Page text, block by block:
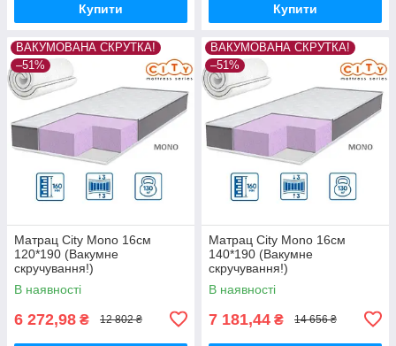
Купити Купити
ВАКУМОВАНА СКРУТКА!
–51%
Матрац City Mono 16см
120*190 (Вакумне
скручування!)
В наявності
6 272,98 ₴ 12 802 ₴
ВАКУМОВАНА СКРУТКА!
–51%
Матрац City Mono 16см
140*190 (Вакумне
скручування!)
В наявності
7 181,44 ₴ 14 656 ₴